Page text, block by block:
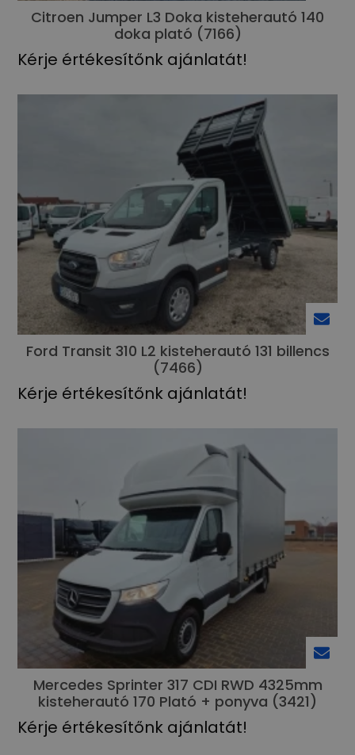
Citroen Jumper L3 Doka kisteherautó 140
doka plató (7166)
Kérje értékesítőnk ajánlatát!
Ford Transit 310 L2 kisteherautó 131 billencs
(7466)
Kérje értékesítőnk ajánlatát!
Mercedes Sprinter 317 CDI RWD 4325mm
kisteherautó 170 Plató + ponyva (3421)
Kérje értékesítőnk ajánlatát!